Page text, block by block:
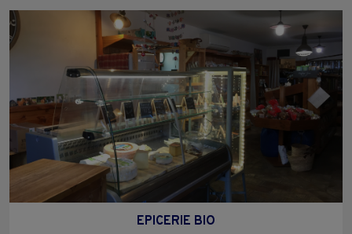
EPICERIE BIO